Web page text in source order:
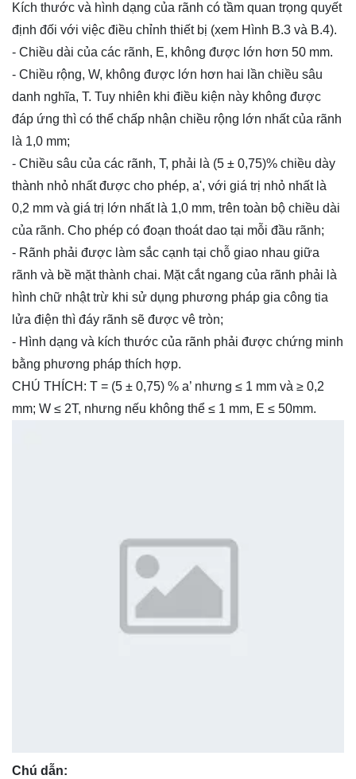
Kích thước và hình dạng của rãnh có tầm quan trọng quyết
định đối với việc điều chỉnh thiết bị (xem Hình B.3 và B.4).
- Chiều dài của các rãnh, E, không được lớn hơn 50 mm.
- Chiều rộng, W, không được lớn hơn hai lần chiều sâu
danh nghĩa, T. Tuy nhiên khi điều kiện này không được
đáp ứng thì có thể chấp nhận chiều rộng lớn nhất của rãnh
là 1,0 mm;
- Chiều sâu của các rãnh, T, phải là (5 ± 0,75)% chiều dày
thành nhỏ nhất được cho phép, a', với giá trị nhỏ nhất là
0,2 mm và giá trị lớn nhất là 1,0 mm, trên toàn bộ chiều dài
của rãnh. Cho phép có đoạn thoát dao tại mỗi đầu rãnh;
- Rãnh phải được làm sắc cạnh tại chỗ giao nhau giữa
rãnh và bề mặt thành chai. Mặt cắt ngang của rãnh phải là
hình chữ nhật trừ khi sử dụng phương pháp gia công tia
lửa điện thì đáy rãnh sẽ được vê tròn;
- Hình dạng và kích thước của rãnh phải được chứng minh
bằng phương pháp thích hợp.
CHÚ THÍCH: T = (5 ± 0,75) % a’ nhưng ≤ 1 mm và ≥ 0,2
mm; W ≤ 2T, nhưng nếu không thể ≤ 1 mm, E ≤ 50mm.
Chú dẫn: